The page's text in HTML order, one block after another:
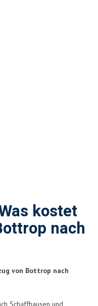
kostet
nach
von Bottrop nach
Schaffhausen und